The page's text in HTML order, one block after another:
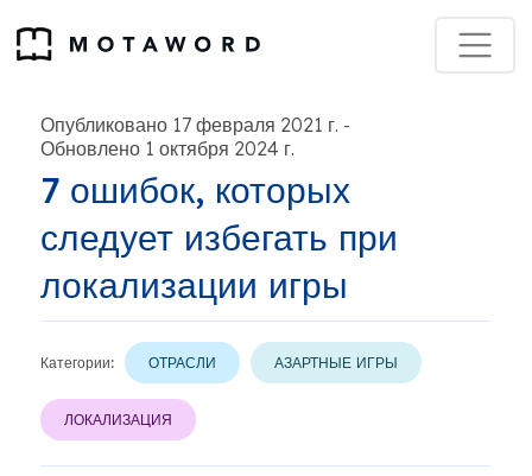
Опубликовано 17 февраля 2021 г. -
Обновлено 1 октября 2024 г.
7 ошибок, которых
следует избегать при
локализации игры
Категории: ОТРАСЛИ АЗАРТНЫЕ ИГРЫ
ЛОКАЛИЗАЦИЯ